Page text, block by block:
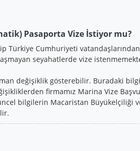
Pasaporta Vize İstiyor mu?
Türkiye Cumhuriyeti vatandaşlarından
seyahatlerde vize
değişiklik gösterebilir. Buradaki
firmamız Marina Vize
bilgilerin Macaristan Büyükelçiliği